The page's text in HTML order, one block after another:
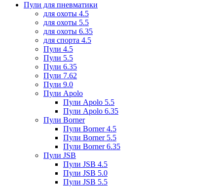
Пули для пневматики
для охоты 4.5
для охоты 5.5
для охоты 6.35
для спорта 4.5
Пули 4.5
Пули 5.5
Пули 6.35
Пули 7.62
Пули 9.0
Пули Apolo
Пули Apolo 5.5
Пули Apolo 6.35
Пули Borner
Пули Borner 4.5
Пули Borner 5.5
Пули Borner 6.35
Пули JSB
Пули JSB 4.5
Пули JSB 5.0
Пули JSB 5.5